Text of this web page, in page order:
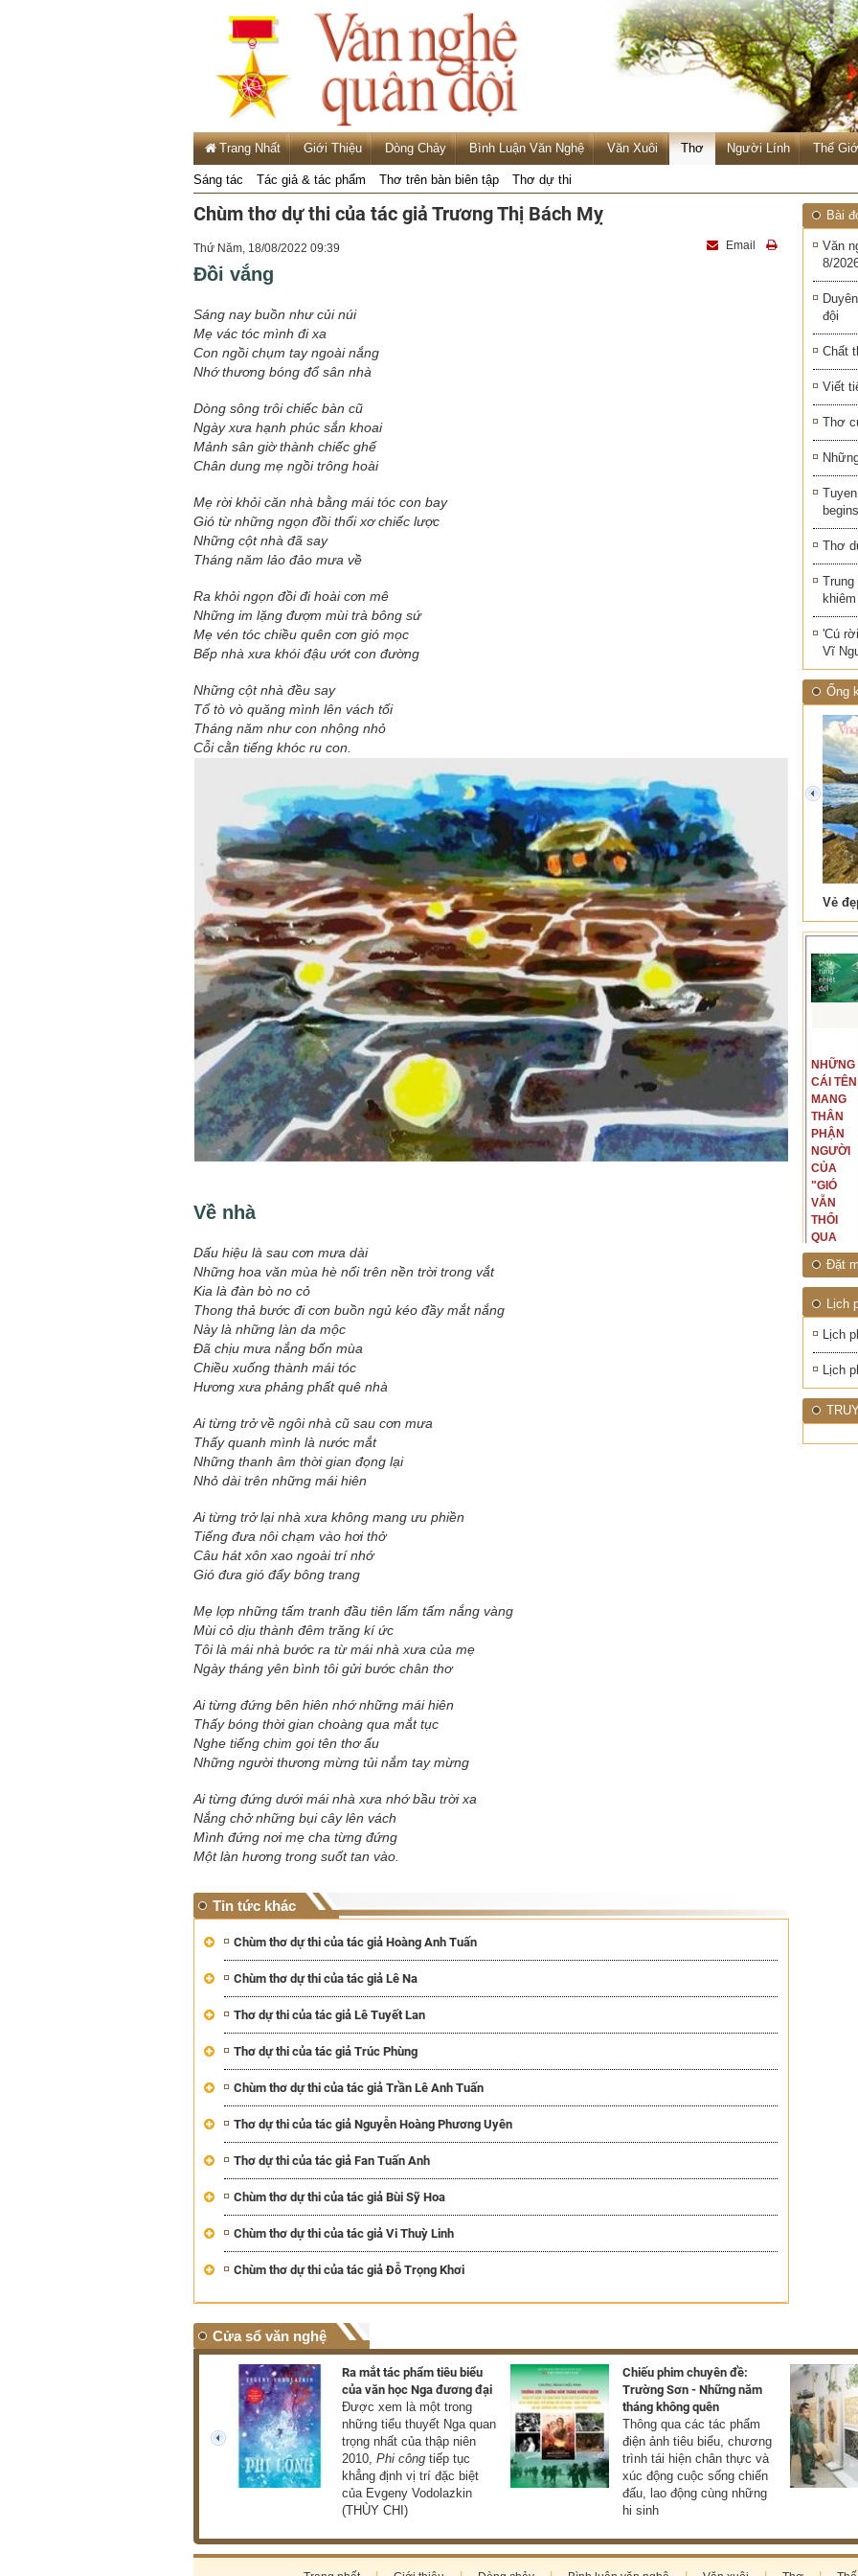
Trang Nhất Giới Thiệu Dòng Chảy Bình Luận Văn Nghệ Văn Xuôi Thơ Người Lính Thế
Sáng tác Tác giả & tác phẩm Thơ trên bàn biên tập Thơ dự thi
Chùm thơ dự thi của tác giả Trương Thị Bách Mỵ
Thứ Năm, 18/08/2022 09:39 Email
Đồi vắng
Sáng nay buồn như củi núi
Mẹ vác tóc mình đi xa
Con ngồi chụm tay ngoài nắng
Nhớ thương bóng đổ sân nhà
Dòng sông trôi chiếc bàn cũ
Ngày xưa hạnh phúc sắn khoai
Mảnh sân giờ thành chiếc ghế
Chân dung mẹ ngồi trông hoài
Mẹ rời khỏi căn nhà bằng mái tóc con bay
Gió từ những ngọn đồi thổi xơ chiếc lược
Những cột nhà đã say
Tháng năm lảo đảo mưa về
Ra khỏi ngọn đồi đi hoài cơn mê
Những im lặng đượm mùi trà bông sứ
Mẹ vén tóc chiều quên cơn gió mọc
Bếp nhà xưa khói đậu ướt con đường
Những cột nhà đều say
Tổ tò vò quăng mình lên vách tối
Tháng năm như con nhộng nhỏ
Cỗi cằn tiếng khóc ru con.
Về nhà
Dấu hiệu là sau cơn mưa dài
Những hoa văn mùa hè nổi trên nền trời trong vắt
Kia là đàn bò no cỏ
Thong thả bước đi cơn buồn ngủ kéo đầy mắt nắng
Này là những làn da mộc
Đã chịu mưa nắng bốn mùa
Chiều xuống thành mái tóc
Hương xưa phảng phất quê nhà
Ai từng trở về ngôi nhà cũ sau cơn mưa
Thấy quanh mình là nước mắt
Những thanh âm thời gian đọng lại
Nhỏ dài trên những mái hiên
Ai từng trở lại nhà xưa không mang ưu phiền
Tiếng đưa nôi chạm vào hơi thở
Câu hát xôn xao ngoài trí nhớ
Gió đưa gió đẩy bông trang
Mẹ lợp những tấm tranh đầu tiên lấm tấm nắng vàng
Mùi cỏ dịu thành đêm trăng kí ức
Tôi là mái nhà bước ra từ mái nhà xưa của mẹ
Ngày tháng yên bình tôi gửi bước chân thơ
Ai từng đứng bên hiên nhớ những mái hiên
Thấy bóng thời gian choàng qua mắt tục
Nghe tiếng chim gọi tên thơ ấu
Những người thương mừng tủi nắm tay mừng
Ai từng đứng dưới mái nhà xưa nhớ bầu trời xa
Nắng chở những bụi cây lên vách
Mình đứng nơi mẹ cha từng đứng
Một làn hương trong suốt tan vào.
Tin tức khác
Chùm thơ dự thi của tác giả Hoàng Anh Tuấn
Chùm thơ dự thi của tác giả Lê Na
Thơ dự thi của tác giả Lê Tuyết Lan
Thơ dự thi của tác giả Trúc Phùng
Chùm thơ dự thi của tác giả Trần Lê Anh Tuấn
Thơ dự thi của tác giả Nguyễn Hoàng Phương Uyên
Thơ dự thi của tác giả Fan Tuấn Anh
Chùm thơ dự thi của tác giả Bùi Sỹ Hoa
Chùm thơ dự thi của tác giả Vi Thuỳ Linh
Chùm thơ dự thi của tác giả Đỗ Trọng Khơi
Bài
Văn
8/
đội
Chất
Viết
Thơ
Thơ
'Cú
Vĩ
Ống
Mùa xanh Tam Cốc Lẫm liệt Hải Vân quan
prev
NHỮNG
NGƯỜI
TÔI GẶP,
NHỮNG
CHUYỆN
TÔI VIẾT
Tôi từng hình dung viết văn là
công việc của sự hư cấu, một
hành trình phác dựng thế giới từ
trí tưởng tượng, nơi nhà văn tự
do tạo hình mọi thứ theo ý mình...
(TRẦN THỊ TÚ NGỌC)
NGUYÊN
MẪU
CỦA TÔI
LÀ
NHỮNG
NGƯỜI
Là người đi dọc biên giới phía
Bắc, tôi có thế mạnh khi hình
dung, mở ra không gian của giai
đoạn lịch sử đó... (PHẠM VÂN
ANH)
NHỮNG
CÁI TÊN
MANG
THÂN
PHẬN
NGƯỜI
CỦA
"GIÓ
VẪN
THỔI
QUA
RỪNG
NHIỆT
ĐỚI"
Đặt
Lịch
Lịch
Lịch
Cửa sổ văn nghệ
phẩm tiêu biểu thuộc nhiều
Ra mắt tác phẩm tiêu biểu
của văn học Nga đương đại
Được xem là một trong
những tiểu thuyết Nga quan
trọng nhất của thập niên
2010, Phi công tiếp tục
khẳng định vị trí đặc biệt
của Evgeny Vodolazkin
(THÙY CHI)
Chiếu phim chuyên đề:
Trường Sơn - Những năm
tháng không quên
Thông qua các tác phẩm
điện ảnh tiêu biểu, chương
trình tái hiện chân thực và
xúc động cuộc sống chiến
đấu, lao động cùng những
hi sinh
prev